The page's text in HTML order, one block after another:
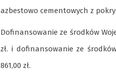
azbestowo cementowych z
Dofinansowanie ze środków
zł. i dofinansowanie ze
861,00 zł.